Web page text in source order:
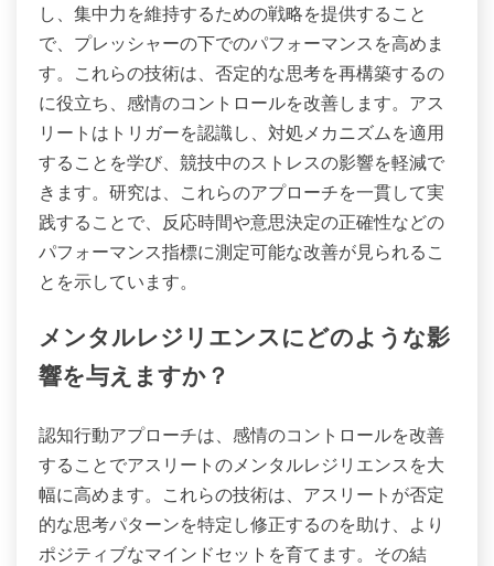
し、集中力を維持するための戦略を提供すること
で、プレッシャーの下でのパフォーマンスを高めま
す。これらの技術は、否定的な思考を再構築するの
に役立ち、感情のコントロールを改善します。アス
リートはトリガーを認識し、対処メカニズムを適用
することを学び、競技中のストレスの影響を軽減で
きます。研究は、これらのアプローチを一貫して実
践することで、反応時間や意思決定の正確性などの
パフォーマンス指標に測定可能な改善が見られるこ
とを示しています。
メンタルレジリエンスにどのような影
響を与えますか？
認知行動アプローチは、感情のコントロールを改善
することでアスリートのメンタルレジリエンスを大
幅に高めます。これらの技術は、アスリートが否定
的な思考パターンを特定し修正するのを助け、より
ポジティブなマインドセットを育てます。その結